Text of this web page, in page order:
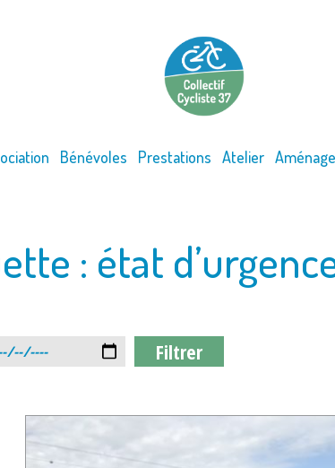
Bénévoles Prestations Atelier
: état